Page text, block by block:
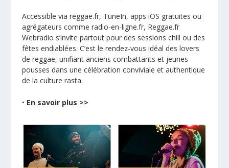
Accessible via reggae.fr, TuneIn, apps iOS gratuites ou
agrégateurs comme radio-en-ligne.fr, Reggae.fr
Webradio s’invite partout pour des sessions chill ou des
fêtes endiablées. C’est le rendez-vous idéal des lovers
de reggae, unifiant anciens combattants et jeunes
pousses dans une célébration conviviale et authentique
de la culture rasta.
• En savoir plus >>